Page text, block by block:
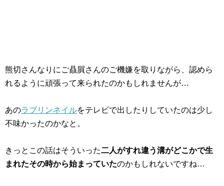
熊切さんなりにご贔屓さんのご機嫌を取りながら、認めら
れるように頑張って来られたのかもしれませんが…
あのラブリンネイルをテレビで出したりしていたのは少し
不味かったのかなと。
きっとこの話はそういった二人がすれ違う溝がどこかで生
まれたその時から始まっていたのかもしれないですね…